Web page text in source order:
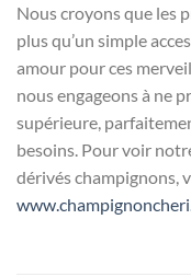
Nous croyons que les
plus qu’un simple
amour pour ces
nous engageons à ne
supérieure,
besoins. Pour voir
dérivés champignons,